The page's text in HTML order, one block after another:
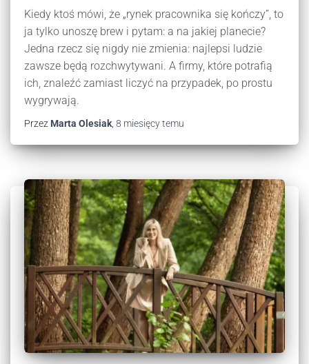
Kiedy ktoś mówi, że „rynek pracownika się kończy”, to
ja tylko unoszę brew i pytam: a na jakiej planecie?
Jedna rzecz się nigdy nie zmienia: najlepsi ludzie
zawsze będą rozchwytywani. A firmy, które potrafią
ich, znaleźć zamiast liczyć na przypadek, po prostu
wygrywają.
Przez Marta Olesiak 8 miesięcytemu